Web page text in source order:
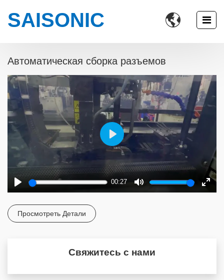
SAISONIC 
Автоматическая сборка разъемов
Play
00:27
Mute
Enter
Play
Просмотреть Детали
Свяжитесь с нами